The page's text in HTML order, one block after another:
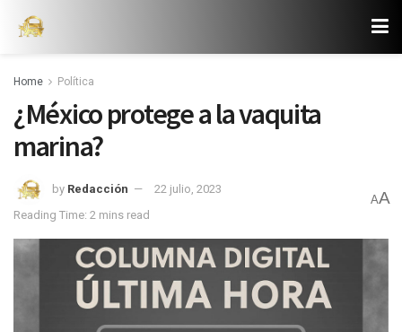
Home Política
¿México protege a la vaquita
marina?
by Redacción
22 julio, 2023
Reading Time: 2 mins read
AA